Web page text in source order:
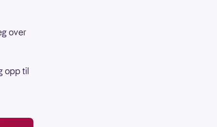
over
opp til